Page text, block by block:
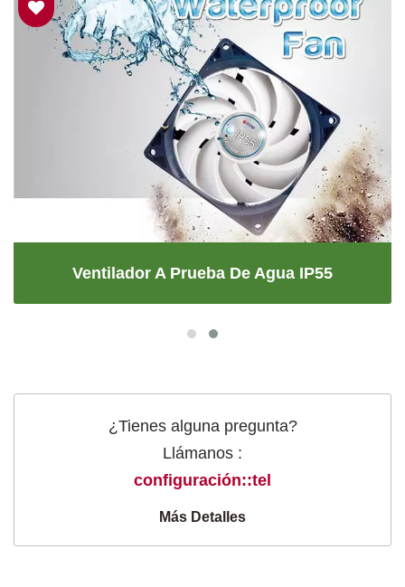
Ventilador A Prueba De Agua IP55
¿Tienes alguna pregunta?
Llámanos :
configuración::tel
Más Detalles